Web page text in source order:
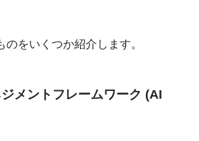
をいくつか紹介します。
メントフレームワーク (AI